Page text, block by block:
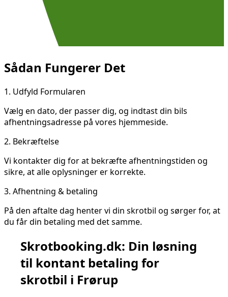
Sådan Fungerer Det
1. Udfyld Formularen
Vælg en dato, der passer dig, og indtast din bils
afhentningsadresse på vores hjemmeside.
2. Bekræftelse
Vi kontakter dig for at bekræfte afhentningstiden og
sikre, at alle oplysninger er korrekte.
3. Afhentning & betaling
På den aftalte dag henter vi din skrotbil og sørger for, at
du får din betaling med det samme.
Skrotbooking.dk: Din løsning
til kontant betaling for
skrotbil i Frørup